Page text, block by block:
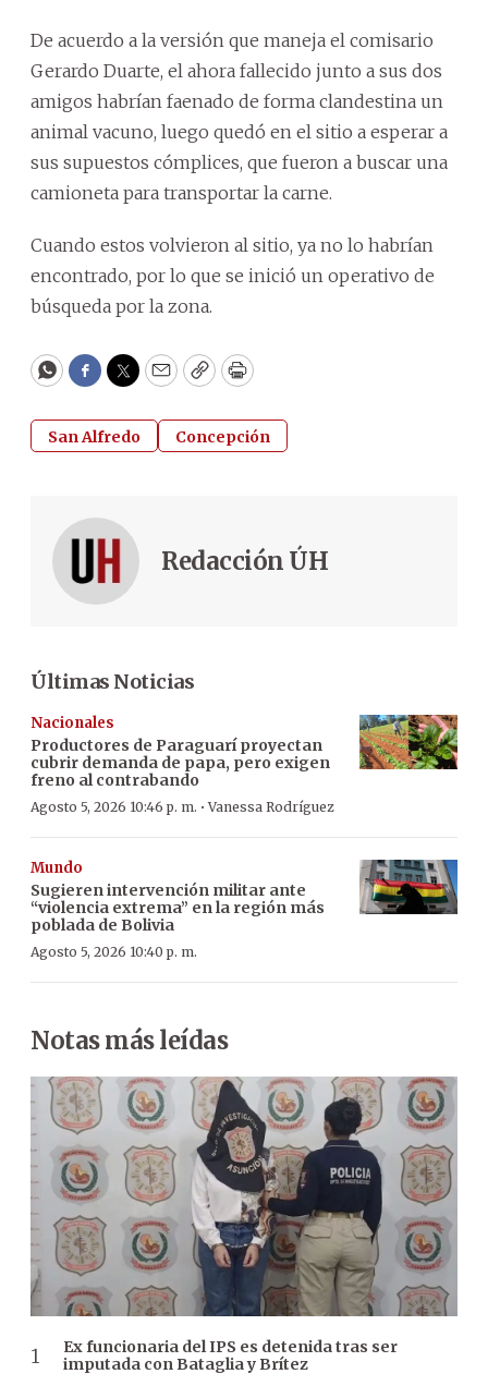
De acuerdo a la versión que maneja el comisario
Gerardo Duarte, el ahora fallecido junto a sus dos
amigos habrían faenado de forma clandestina un
animal vacuno, luego quedó en el sitio a esperar a
sus supuestos cómplices, que fueron a buscar una
camioneta para transportar la carne.
Cuando estos volvieron al sitio, ya no lo habrían
encontrado, por lo que se inició un operativo de
búsqueda por la zona.
WhatsApp
Facebook
Twitter
EmailCopyPrint
San Alfredo Concepción
Redacción ÚH
Últimas Noticias
Nacionales
Productores de Paraguarí proyectan
cubrir demanda de papa, pero exigen
freno al contrabando
Agosto 5, 2026 10:46 p. m. ·Vanessa Rodríguez
Mundo
Sugieren intervención militar ante
“violencia extrema” en la región más
poblada de Bolivia
Agosto 5, 2026 10:40 p. m.
Notas más leídas
Ex funcionaria del IPS es detenida tras ser
imputada con Bataglia y Brítez